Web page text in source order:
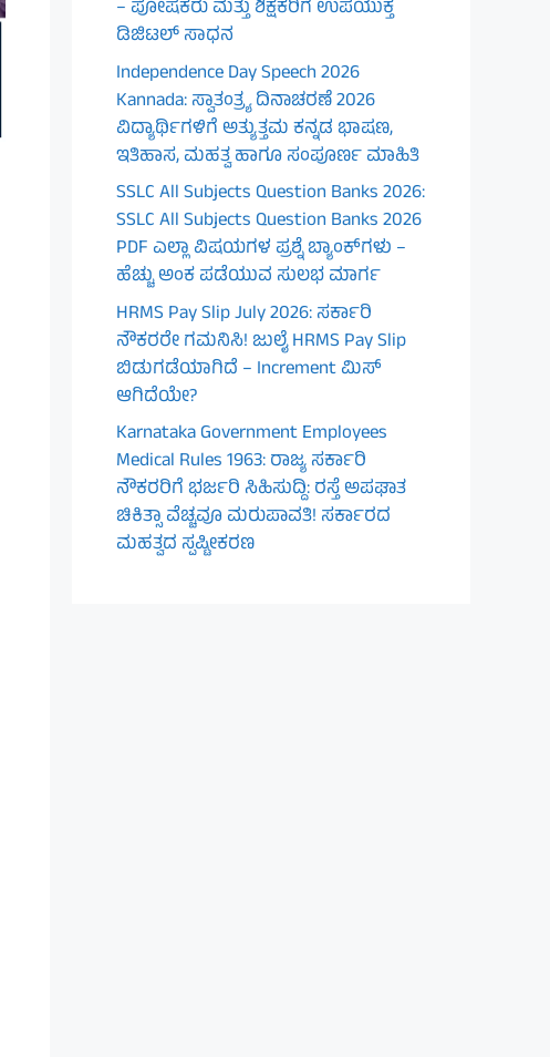
– ಪೋಷಕರು ಮತ್ತು ಶಿಕ್ಷಕರಿಗೆ ಉಪಯುಕ್ತ
ಡಿಜಿಟಲ್ ಸಾಧನ
Independence Day Speech 2026
Kannada: ಸ್ವಾತಂತ್ರ್ಯ ದಿನಾಚರಣೆ 2026
ವಿದ್ಯಾರ್ಥಿಗಳಿಗೆ ಅತ್ಯುತ್ತಮ ಕನ್ನಡ ಭಾಷಣ,
ಇತಿಹಾಸ, ಮಹತ್ವ ಹಾಗೂ ಸಂಪೂರ್ಣ ಮಾಹಿತಿ
SSLC All Subjects Question Banks 2026:
SSLC All Subjects Question Banks 2026
PDF ಎಲ್ಲಾ ವಿಷಯಗಳ ಪ್ರಶ್ನೆ ಬ್ಯಾಂಕ್‌ಗಳು –
ಹೆಚ್ಚು ಅಂಕ ಪಡೆಯುವ ಸುಲಭ ಮಾರ್ಗ
HRMS Pay Slip July 2026: ಸರ್ಕಾರಿ
ನೌಕರರೇ ಗಮನಿಸಿ! ಜುಲೈ HRMS Pay Slip
ಬಿಡುಗಡೆಯಾಗಿದೆ – Increment ಮಿಸ್
ಆಗಿದೆಯೇ?
Karnataka Government Employees
Medical Rules 1963: ರಾಜ್ಯ ಸರ್ಕಾರಿ
ನೌಕರರಿಗೆ ಭರ್ಜರಿ ಸಿಹಿಸುದ್ದಿ: ರಸ್ತೆ ಅಪಘಾತ
ಚಿಕಿತ್ಸಾ ವೆಚ್ಚವೂ ಮರುಪಾವತಿ! ಸರ್ಕಾರದ
ಮಹತ್ವದ ಸ್ಪಷ್ಟೀಕರಣ